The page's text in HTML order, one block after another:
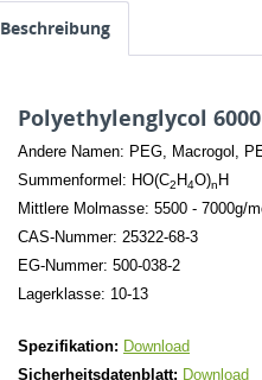
Beschreibung
Polyethylenglycol 6000
Andere Namen: PEG, Macrogol,
Summenformel: HO(C2 H4O)n H
Mittlere Molmasse: 5500 - 7000g/
CAS-Nummer: 25322-68-3
EG-Nummer: 500-038-2
Lagerklasse: 10-13
Spezifikation: Download
Sicherheitsdatenblatt: Download